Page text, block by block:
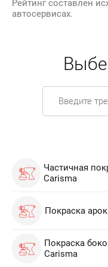
Рейтинг составлен
автосервисах.
Частичная
Carisma
Покраска
Покраска
Carisma